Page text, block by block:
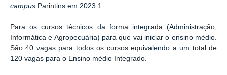
campus Parintins em 2023.1.
Para os cursos técnicos da forma integrada (Administração,
Informática e Agropecuária) para que vai iniciar o ensino médio.
São 40 vagas para todos os cursos equivalendo a um total de
120 vagas para o Ensino médio Integrado.